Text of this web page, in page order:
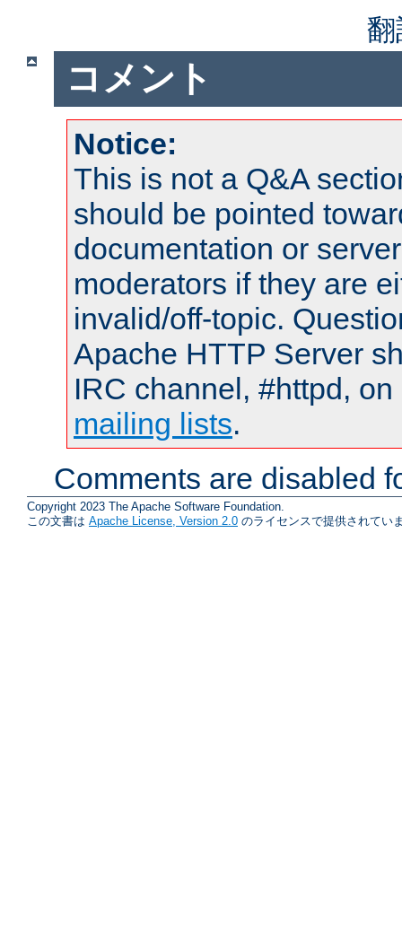
コメント
Notice:
This is not a Q&A
should be pointed
documentation or
moderators if they are
invalid/off-topic.
Apache HTTP Server
IRC channel, #httpd,
mailing lists.
Comments are disabled
Copyright 2023 The Apache Software Foundation.
この文書は Apache License, Version 2.0 のライセンスで提供されてい